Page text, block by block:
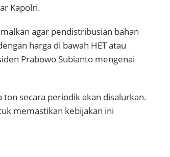
Kapolri.
agar pendistribusian bahan
harga di bawah HET atau
Prabowo Subianto mengenai
secara periodik akan disalurkan.
memastikan kebijakan ini